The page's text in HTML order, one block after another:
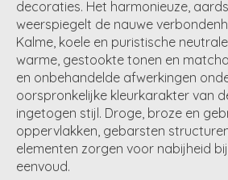
decoraties. Het harmonieuze,
weerspiegelt de nauwe
Kalme, koele en puristische
warme, gestookte tonen en
en onbehandelde afwerkingen
oorspronkelijke kleurkarakter van
ingetogen stijl. Droge, broze en
oppervlakken, gebarsten
elementen zorgen voor nabijheid
eenvoud.